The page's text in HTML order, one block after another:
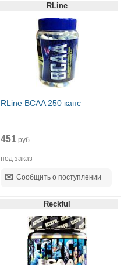
RLine
RLine BCAA 250 капс
451 руб.
под заказ
Сообщить о поступлении
Reckful